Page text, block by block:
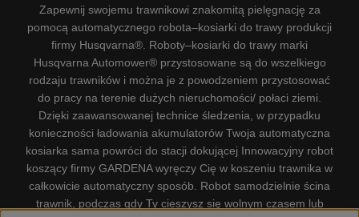
Zapewnij swojemu trawnikowi znakomitą pielęgnację za
pomocą automatycznego robota–kosiarki do trawy produkcji
firmy Husqvarna®. Roboty–kosiarki do trawy marki
Husqvarna Automower® przystosowane są do wszelkiego
rodzaju trawników i można je z powodzeniem przystosować
do pracy na terenie dużych nieruchomości/ połaci ziemi.
Dzięki zaawansowanej technice śledzenia, w przypadku
konieczności ładowania akumulatorów Twoja automatyczna
kosiarka sama powróci do stacji dokującej Innowacyjny robot
koszący firmy GARDENA wyręczy Cię w koszeniu trawnika w
całkowicie automatyczny sposób. Robot samodzielnie ścina
trawnik, podczas gdy Ty cieszysz się wolnym czasem lub